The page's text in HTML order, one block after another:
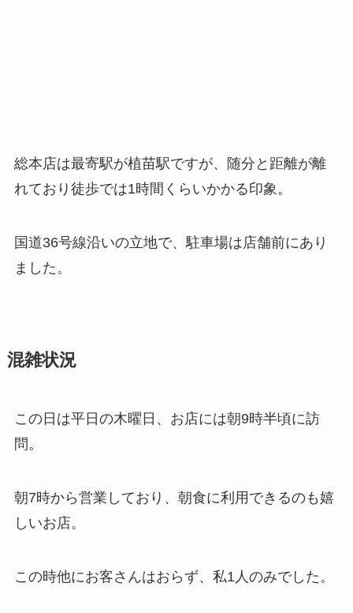
総本店は最寄駅が植苗駅ですが、随分と距離が離
れており徒歩では1時間くらいかかる印象。
国道36号線沿いの立地で、駐車場は店舗前にあり
ました。
混雑状況
この日は平日の木曜日、お店には朝9時半頃に訪
問。
朝7時から営業しており、朝食に利用できるのも嬉
しいお店。
この時他にお客さんはおらず、私1人のみでした。